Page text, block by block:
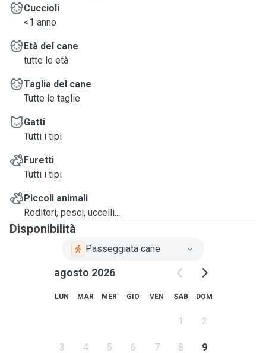
Cuccioli
<1 anno
Età del cane
tutte le età
Taglia del cane
Tutte le taglie
Gatti
Tutti i tipi
Furetti
Tutti i tipi
Piccoli animali
Roditori, pesci, uccelli...
Disponibilità
Passeggiata cane
agosto 2026
LUN MAR MER GIO VEN SAB DOM
1 2
3 4 5 6 7 8 9